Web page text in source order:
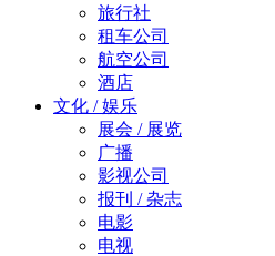
旅行社
租车公司
航空公司
酒店
文化 / 娱乐
展会 / 展览
广播
影视公司
报刊 / 杂志
电影
电视